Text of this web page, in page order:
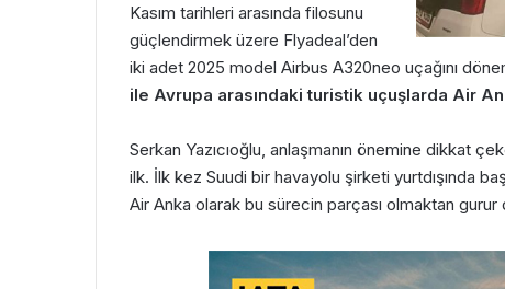
Kasım tarihleri arasında filosunu
güçlendirmek üzere Flyadeal’den
iki adet 2025 model Airbus A320neo uçağını
ile Avrupa arasındaki turistik uçuşlarda Air
Serkan Yazıcıoğlu, anlaşmanın önemine dikkat
ilk. İlk kez Suudi bir havayolu şirketi yurtdışında
Air Anka olarak bu sürecin parçası olmaktan gurur